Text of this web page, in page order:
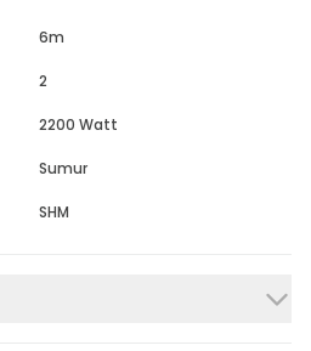
6m
2
2200 Watt
Sumur
SHM